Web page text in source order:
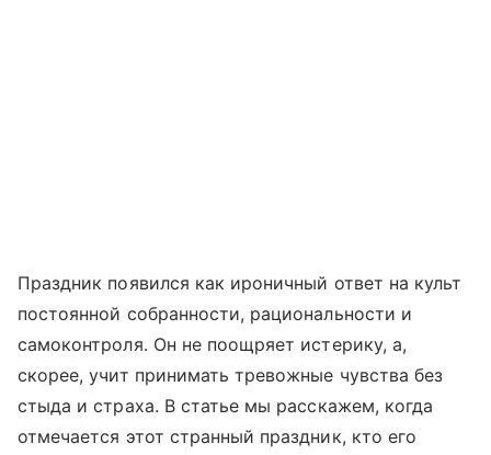
Праздник появился как ироничный ответ на культ
постоянной собранности, рациональности и
самоконтроля. Он не поощряет истерику, а,
скорее, учит принимать тревожные чувства без
стыда и страха. В статье мы расскажем, когда
отмечается этот странный праздник, кто его